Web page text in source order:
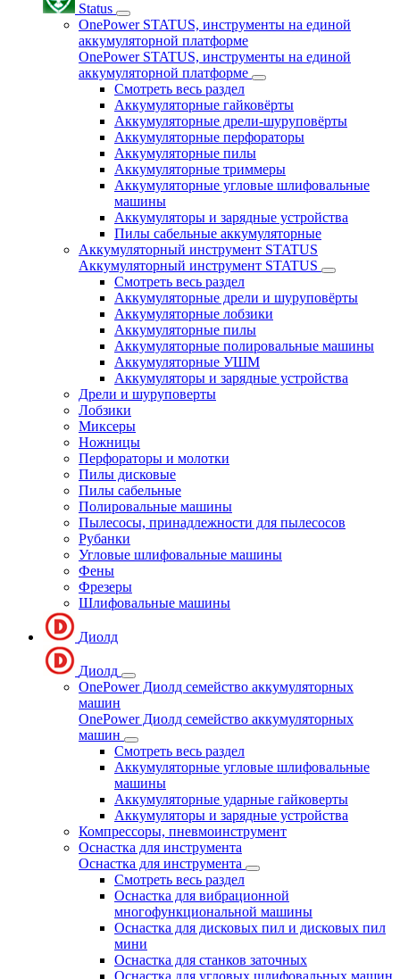
Status
OnePower STATUS, инструменты на единой
аккумуляторной платформе
OnePower STATUS, инструменты на единой
аккумуляторной платформе
Смотреть весь раздел
Аккумуляторные гайковёрты
Аккумуляторные дрели-шуруповёрты
Аккумуляторные перфораторы
Аккумуляторные пилы
Аккумуляторные триммеры
Аккумуляторные угловые шлифовальные
машины
Аккумуляторы и зарядные устройства
Пилы сабельные аккумуляторные
Аккумуляторный инструмент STATUS
Аккумуляторный инструмент STATUS
Смотреть весь раздел
Аккумуляторные дрели и шуруповёрты
Аккумуляторные лобзики
Аккумуляторные пилы
Аккумуляторные полировальные машины
Аккумуляторные УШМ
Аккумуляторы и зарядные устройства
Дрели и шуруповерты
Лобзики
Миксеры
Ножницы
Перфораторы и молотки
Пилы дисковые
Пилы сабельные
Полировальные машины
Пылесосы, принадлежности для пылесосов
Рубанки
Угловые шлифовальные машины
Фены
Фрезеры
Шлифовальные машины
Диолд
Диолд
OnePower Диолд семейство аккумуляторных
машин
OnePower Диолд семейство аккумуляторных
машин
Смотреть весь раздел
Аккумуляторные угловые шлифовальные
машины
Аккумуляторные ударные гайковерты
Аккумуляторы и зарядные устройства
Компрессоры, пневмоинструмент
Оснастка для инструмента
Оснастка для инструмента
Смотреть весь раздел
Оснастка для вибрационной
многофункциональной машины
Оснастка для дисковых пил и дисковых пил
мини
Оснастка для станков заточных
Оснастка для угловых шлифовальных машин